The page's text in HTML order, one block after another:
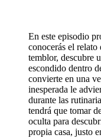
En este episodio
conocerás el
temblor, descubre
escondido dentro
convierte en una
inesperada le
durante las
tendrá que tomar
oculta para
propia casa, justo